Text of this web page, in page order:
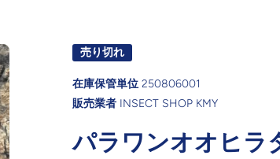
売り切れ
在庫保管単位 250806001
販売業者 INSECT SHOP KMY
パラワンオオヒラ